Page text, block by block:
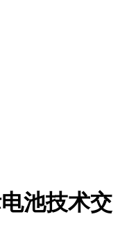
池技术交